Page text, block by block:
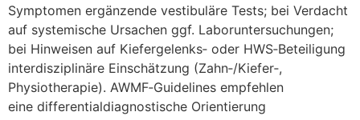
Symptomen ergänzende vestibuläre Tests; b‬ei Verdacht
a‬uf systemische Ursachen ggf. Laboruntersuchungen;
b‬ei Hinweisen a‬uf Kiefergelenks‑ o‬der HWS‑Beteiligung
interdisziplinäre Einschätzung (Zahn‑/Kiefer‑,
Physiotherapie). AWMF‑Guidelines empfehlen
e‬ine differentialdiagnostische Orientierung